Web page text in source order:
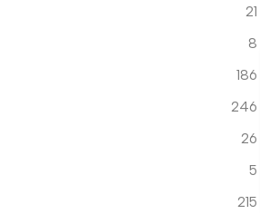
21
8
186
246
26
5
215